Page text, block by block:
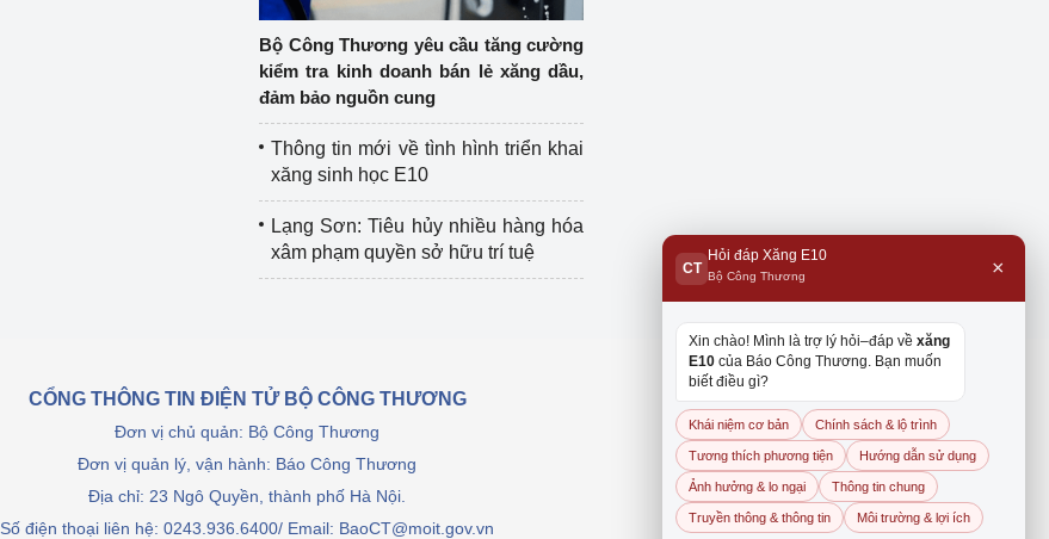
Bộ Công Thương yêu cầu tăng cường
kiểm tra kinh doanh bán lẻ xăng dầu,
đảm bảo nguồn cung
Thông tin mới về tình hình triển khai
xăng sinh học E10
Lạng Sơn: Tiêu hủy nhiều hàng hóa
xâm phạm quyền sở hữu trí tuệ
CỔNG THÔNG TIN ĐIỆN TỬ BỘ CÔNG THƯƠNG
Đơn vị chủ quản: Bộ Công Thương
Đơn vị quản lý, vận hành: Báo Công Thương
Địa chỉ: 23 Ngô Quyền, thành phố Hà Nội.
Số điện thoại liên hệ: 0243.936.6400/ Email: BaoCT@moit.gov.vn
CT
Hỏi đáp Xăng E10
Bộ Công Thương ×
Xin chào! Mình là trợ lý hỏi–đáp về xăng
E10 của Báo Công Thương. Bạn muốn
biết điều gì?
Khái niệm cơ bản Chính sách & lộ trình
Tương thích phương tiện Hướng dẫn sử dụng
Ảnh hưởng & lo ngại Thông tin chung
Truyền thông & thông tin Môi trường & lợi ích